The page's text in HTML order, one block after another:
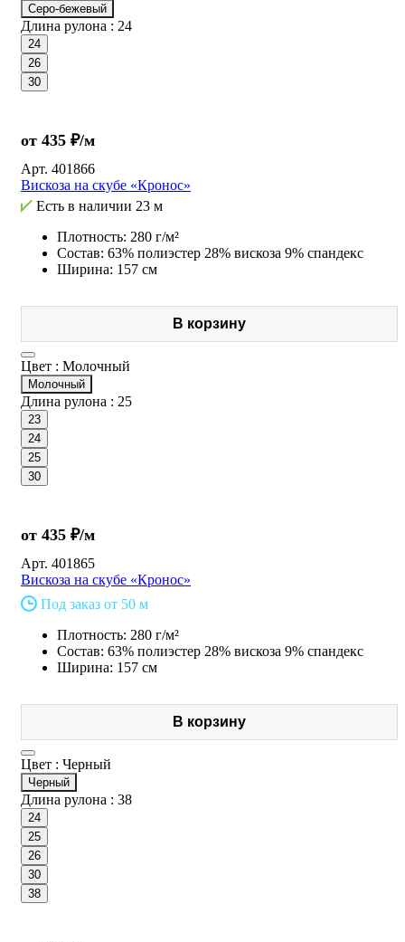
Серо-бежевый
Длина рулона : 24
24
26
30
от 435 ₽/м
Арт. 401866
Вискоза на скубе «Кронос»
Есть в наличии 23 м
Плотность: 280 г/м²
Состав: 63% полиэстер 28% вискоза 9% спандекс
Ширина: 157 см
В корзину
Цвет : Молочный
Молочный
Длина рулона : 25
23
24
25
30
от 435 ₽/м
Арт. 401865
Вискоза на скубе «Кронос»
Под заказ от 50 м
Плотность: 280 г/м²
Состав: 63% полиэстер 28% вискоза 9% спандекс
Ширина: 157 см
В корзину
Цвет : Черный
Черный
Длина рулона : 38
24
25
26
30
38